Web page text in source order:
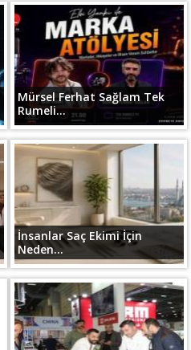
Mürsel Ferhat Sağlam Tek
Rumeli...
İnsanlar Saç Ekimi İçin
Neden...